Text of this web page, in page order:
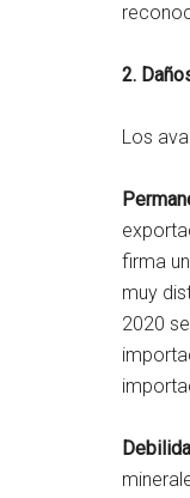
2.
Los
firma
muy
2020